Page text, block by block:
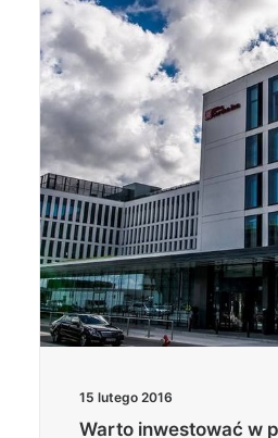
Wyszukiwanie
15 lutego 2016
Warto inwestować w